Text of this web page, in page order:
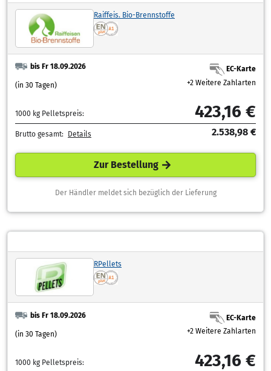
Raiffeis. Bio-Brennstoffe
bis Fr 18.09.2026
(in 30 Tagen)
EC-Karte
+2 Weitere Zahlarten
1000 kg Pelletspreis: 423,16 €
Brutto gesamt: Details 2.538,98 €
Zur Bestellung
Der Händler meldet sich bezüglich der Lieferung
RPellets
bis Fr 18.09.2026
(in 30 Tagen)
EC-Karte
+2 Weitere Zahlarten
1000 kg Pelletspreis: 423,16 €